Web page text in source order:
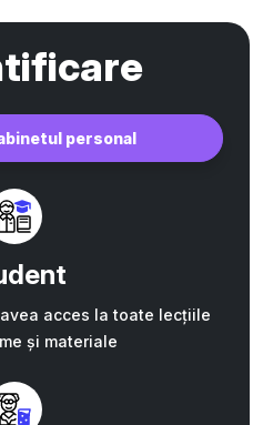
personal
acces la toate lecțiile
și materiale